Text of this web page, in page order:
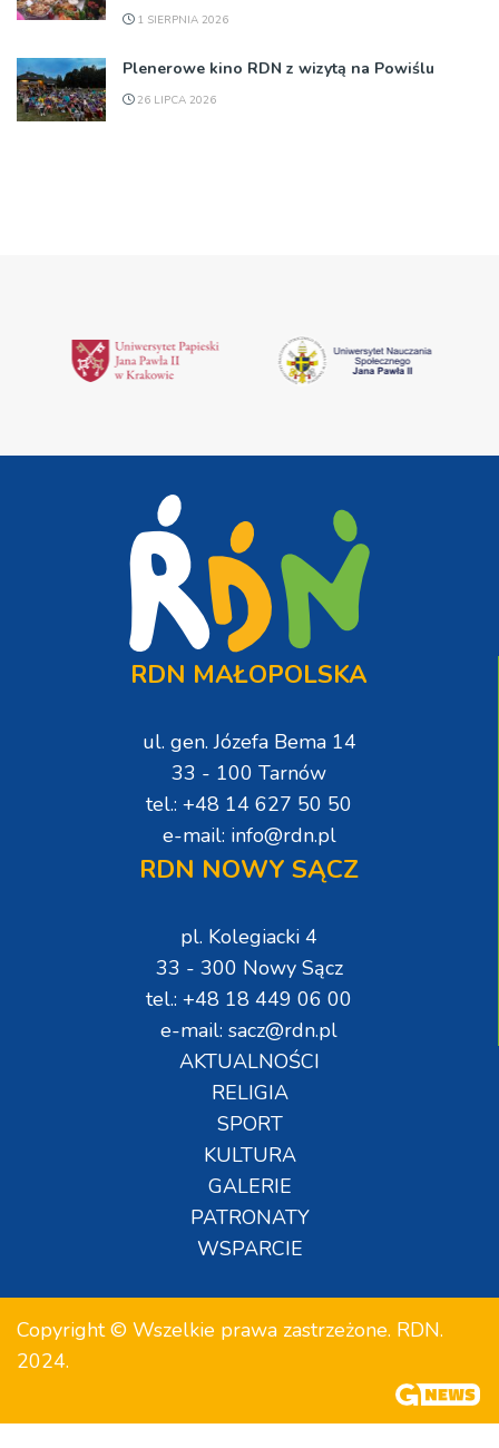
1 SIERPNIA 2026
Plenerowe kino RDN z wizytą na Powiślu
26 LIPCA 2026
RDN MAŁOPOLSKA
ul. gen. Józefa Bema 14
33 - 100 Tarnów
tel.: +48 14 627 50 50
e-mail: info@rdn.pl
RDN NOWY SĄCZ
pl. Kolegiacki 4
33 - 300 Nowy Sącz
tel.: +48 18 449 06 00
e-mail: sacz@rdn.pl
AKTUALNOŚCI
RELIGIA
SPORT
KULTURA
GALERIE
PATRONATY
WSPARCIE
Copyright © Wszelkie prawa zastrzeżone. RDN.
2024.